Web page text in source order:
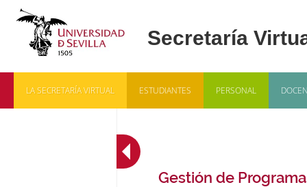
LA SECRETARÍA VIRTUAL ESTUDIANTES PERSONAL
Gestión de